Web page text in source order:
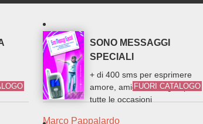
SONO MESSAGGI
SPECIALI
+ di 400 sms per esprimere
amore, amicizia e auguri per
tutte le occasioni
Marco Pappalardo
FUORI CATALOGO